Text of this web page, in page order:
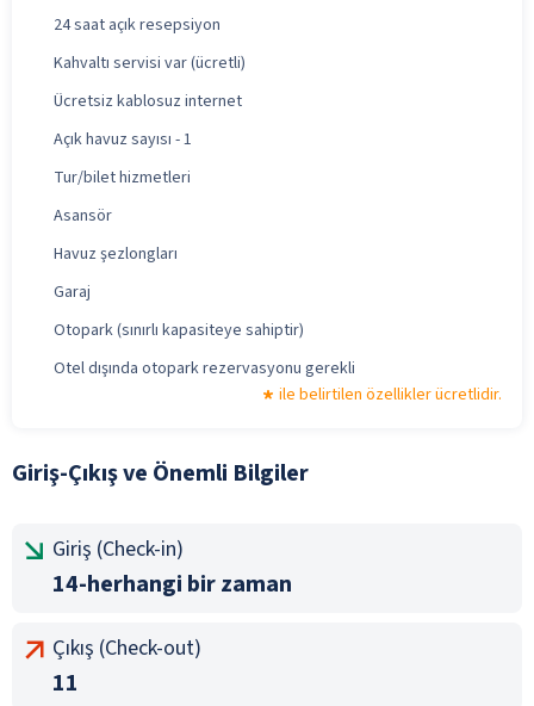
24 saat açık resepsiyon
Kahvaltı servisi var (ücretli)
Ücretsiz kablosuz internet
Açık havuz sayısı - 1
Tur/bilet hizmetleri
Asansör
Havuz şezlongları
Garaj
Otopark (sınırlı kapasiteye sahiptir)
Otel dışında otopark rezervasyonu gerekli
ile belirtilen özellikler ücretlidir.
Giriş-Çıkış ve Önemli Bilgiler
Giriş (Check-in)
14-herhangi bir zaman
Çıkış (Check-out)
11